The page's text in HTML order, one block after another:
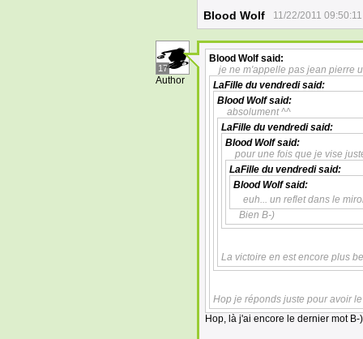
Blood Wolf 11/22/2011 09:50:11
17
Author
Blood Wolf said:
je ne m'appelle pas jean pierre
LaFille du vendredisaid:
Blood Wolfsaid:
absolument ^^
LaFille du vendredisaid:
Blood Wolfsaid:
pour une fois que je vise
LaFille du vendredisaid:
Blood Wolfsaid:
euh... un reflet dans le
Bien B-)
La victoire en est encore plus
Hop je réponds juste pour avoir
Hop, là j'ai encore le dernier mot B-)